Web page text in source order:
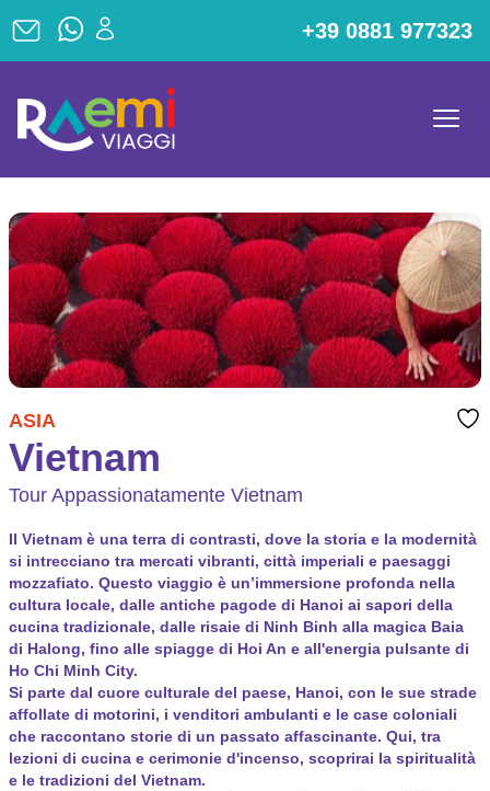
+39 0881 977323
ASIA
Vietnam
Tour Appassionatamente Vietnam
Il Vietnam è una terra di contrasti, dove la storia e la modernità
si intrecciano tra mercati vibranti, città imperiali e paesaggi
mozzafiato. Questo viaggio è un’immersione profonda nella
cultura locale, dalle antiche pagode di Hanoi ai sapori della
cucina tradizionale, dalle risaie di Ninh Binh alla magica Baia
di Halong, fino alle spiagge di Hoi An e all'energia pulsante di
Ho Chi Minh City.
Si parte dal cuore culturale del paese, Hanoi, con le sue strade
affollate di motorini, i venditori ambulanti e le case coloniali
che raccontano storie di un passato affascinante. Qui, tra
lezioni di cucina e cerimonie d'incenso, scoprirai la spiritualità
e le tradizioni del Vietnam.